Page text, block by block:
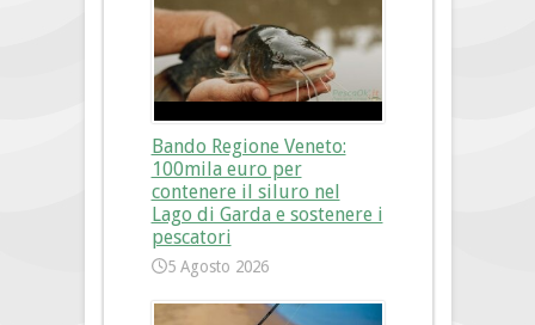
Bando Regione Veneto:
100mila euro per
contenere il siluro nel
Lago di Garda e sostenere i
pescatori
5 Agosto 2026